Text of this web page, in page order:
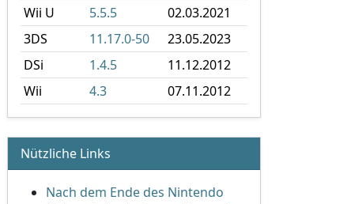
Wii U
5.5.5
02.03.2021
3DS
11.17.0-50
23.05.2023
DSi
1.4.5
11.12.2012
Wii
4.3 07.11.2012
Nützliche Links
Nach dem Ende des Nintendo